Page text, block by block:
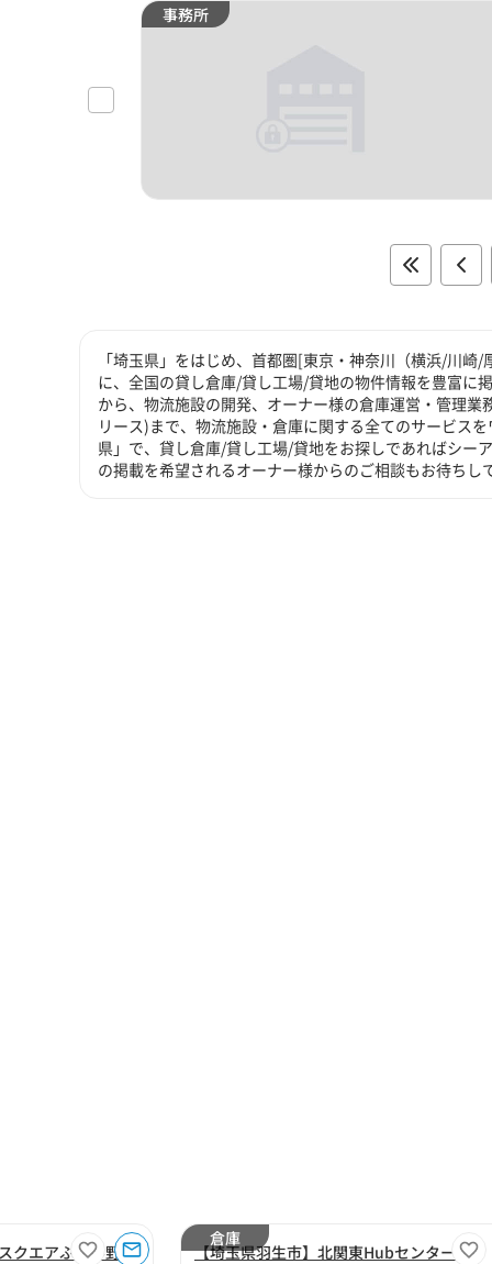
事務所
「埼玉県」をはじめ、首都圏[東京・神奈川（横浜/川
に、全国の貸し倉庫/貸し工場/貸地の物件情報を豊富に
から、物流施設の開発、オーナー様の倉庫運営・管理
リース)まで、物流施設・倉庫に関する全てのサービス
県」で、貸し倉庫/貸し工場/貸地をお探しであればシー
の掲載を希望されるオーナー様からのご相談もお待ちし
クエアふじみ野C
【埼玉県羽生市】北関東Hubセンター
倉庫